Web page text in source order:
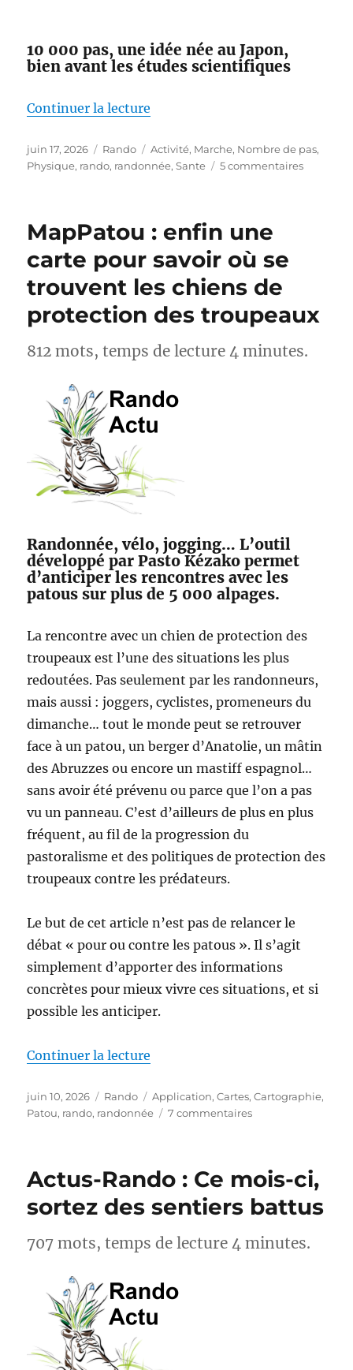
10 000 pas, une idée née au Japon,
bien avant les études scientifiques
Continuer la lecture
Publié
le
juin 17, 2026 Catégories
Rando Étiquettes
Activité, Marche, Nombre de pas,
Physique, rando, randonnée,Sante 5 commentairessur
MapPatou : enfin une
carte pour savoir où se
trouvent les chiens de
protection des troupeaux
812 mots, temps de lecture 4 minutes.
Randonnée, vélo, jogging… L’outil
développé par Pasto Kézako permet
d’anticiper les rencontres avec les
patous sur plus de 5 000 alpages.
La rencontre avec un chien de protection des
troupeaux est l’une des situations les plus
redoutées. Pas seulement par les randonneurs,
mais aussi : joggers, cyclistes, promeneurs du
dimanche… tout le monde peut se retrouver
face à un patou, un berger d’Anatolie, un mâtin
des Abruzzes ou encore un mastiff espagnol…
sans avoir été prévenu ou parce que l’on a pas
vu un panneau. C’est d’ailleurs de plus en plus
fréquent, au fil de la progression du
pastoralisme et des politiques de protection des
troupeaux contre les prédateurs.
Le but de cet article n’est pas de relancer le
débat « pour ou contre les patous ». Il s’agit
simplement d’apporter des informations
concrètes pour mieux vivre ces situations, et si
possible les anticiper.
Continuer la lecture
Publié
le
juin 10, 2026 Catégories
Rando Étiquettes
Application,Cartes,Cartographie,
Patou, rando, randonnée 7 commentairessur
carte
pour
savoir
se
Actus-Rando : Ce mois-ci,
sortez des sentiers battus
707 mots, temps de lecture 4 minutes.